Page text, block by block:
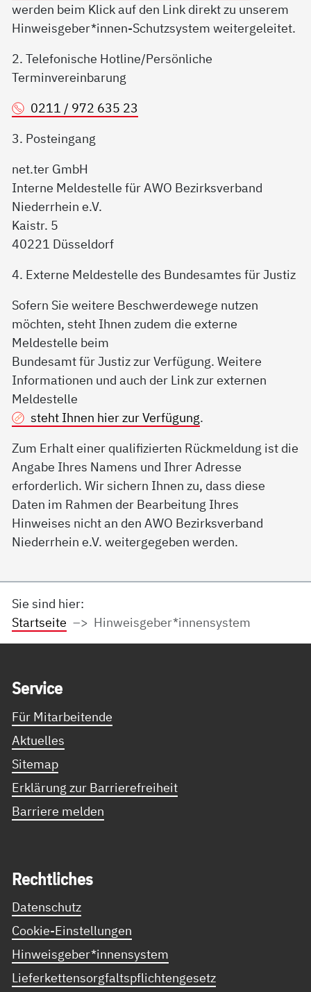
werden beim Klick auf den Link direkt zu unserem
Hinweisgeber*innen-Schutzsystem weitergeleitet.
2. Telefonische Hotline/Persönliche
Terminvereinbarung
0211 / 972 635 23
3. Posteingang
net.ter GmbH
Interne Meldestelle für AWO Bezirksverband
Niederrhein e.V.
Kaistr. 5
40221 Düsseldorf
4. Externe Meldestelle des Bundesamtes für Justiz
Sofern Sie weitere Beschwerdewege nutzen
möchten, steht Ihnen zudem die externe
Meldestelle beim
Bundesamt für Justiz zur Verfügung. Weitere
Informationen und auch der Link zur externen
Meldestelle
steht Ihnen hier zur Verfügung.
Zum Erhalt einer qualifizierten Rückmeldung ist die
Angabe Ihres Namens und Ihrer Adresse
erforderlich. Wir sichern Ihnen zu, dass diese
Daten im Rahmen der Bearbeitung Ihres
Hinweises nicht an den AWO Bezirksverband
Niederrhein e.V. weitergegeben werden.
Sie sind hier:
Startseite
Hinweisgeber*innensystem
Ser­vice
Für Mitarbeitende
Aktuelles
Sitemap
Erklärung zur Barrierefreiheit
Barriere melden
Recht­li­ches
Datenschutz
Cookie-Einstellungen
Hinweisgeber*innensystem
Lieferkettensorgfaltspflichtengesetz